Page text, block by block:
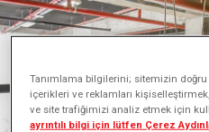
Tanımlama bilgilerini; sitemizin doğru
içerikleri ve reklamları
ve site trafiğimizi analiz etmek için
ayrıntılı bilgi için lütfen Çerez